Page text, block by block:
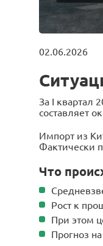
02.06.2026
За I квартал
составляет
Импорт из
Фактически
Что
Рост к
При этом
Прогноз